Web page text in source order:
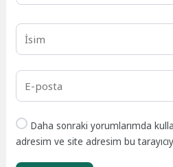
Daha sonraki yorumlarımda
adresim ve site adresim bu